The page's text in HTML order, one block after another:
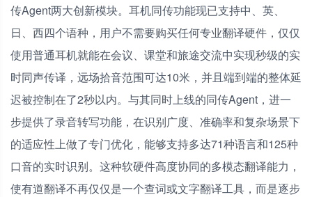
传Agent两大创新模块。耳机同传功能现已支持中、英、
日、西四个语种，用户不需要购买任何专业翻译硬件，仅仅
使用普通耳机就能在会议、课堂和旅途交流中实现秒级的实
时同声传译，远场拾音范围可达10米，并且端到端的整体延
迟被控制在了2秒以内。与其同时上线的同传Agent，进一
步提供了录音转写功能，在识别广度、准确率和复杂场景下
的适应性上做了专门优化，能够支持多达71种语言和125种
口音的实时识别。这种软硬件高度协同的多模态翻译能力，
使有道翻译不再仅仅是一个查词或文字翻译工具，而是逐步